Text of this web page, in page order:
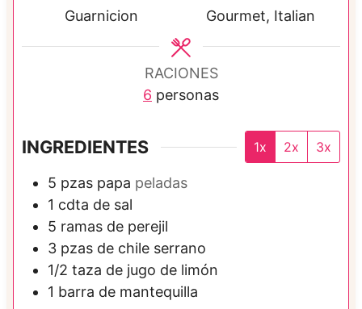
o
s
Guarnicion
Gourmet, Italian
RACIONES
6 personas
INGREDIENTES 1x 2x 3x
5 pzas papa peladas
1 cdta de sal
5 ramas de perejil
3 pzas de chile serrano
1/2 taza de jugo de limón
1 barra de mantequilla